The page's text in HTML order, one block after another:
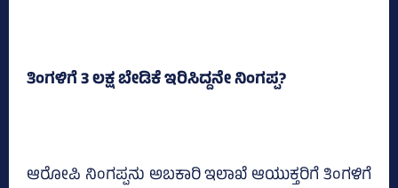
ತಿಂಗಳಿಗೆ 3 ಲಕ್ಷ ಬೇಡಿಕೆ ಇರಿಸಿದ್ದನೇ ನಿಂಗಪ್ಪ?
ಆರೋಪಿ ನಿಂಗಪ್ಪನು ಅಬಕಾರಿ ಇಲಾಖೆ ಆಯುಕ್ತರಿಗೆ ತಿಂಗಳಿಗೆ